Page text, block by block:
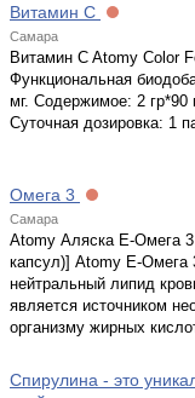
Витамин С
Самара
Витамин C Atomy Color
Функциональная
мг. Содержимое: 2 гр*90
Суточная дозировка: 1
Омега 3
Самара
Atomy Аляска E-Омега
капсул)] Atomy E-Омега
нейтральный липид
является источником
организму жирных
Спирулина - это